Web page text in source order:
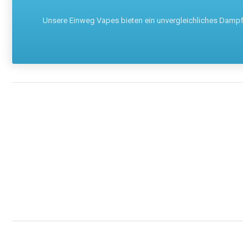
Unsere Einweg Vapes bieten ein unvergleichliches